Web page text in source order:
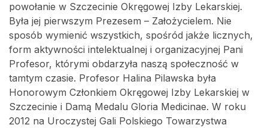
powołanie w Szczecinie Okręgowej Izby Lekarskiej.
Była jej pierwszym Prezesem – Założycielem. Nie
sposób wymienić wszystkich, spośród jakże licznych,
form aktywności intelektualnej i organizacyjnej Pani
Profesor, którymi obdarzyła naszą społeczność w
tamtym czasie. Profesor Halina Pilawska była
Honorowym Członkiem Okręgowej Izby Lekarskiej w
Szczecinie i Damą Medalu Gloria Medicinae. W roku
2012 na Uroczystej Gali Polskiego Towarzystwa